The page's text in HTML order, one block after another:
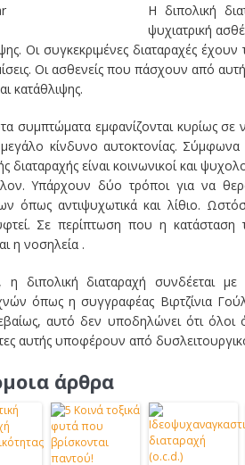
Η διπολική
ψυχιατρική
Οι συγκεκριμένες διαταραχές
Οι ασθενείς που πάσχουν από
κατάθλιψης.
συμπτώματα εμφανίζονται κυρίως σε
κίνδυνο αυτοκτονίας.
διαταραχής είναι κοινωνικοί και
Υπάρχουν δύο τρόποι για να
όπως αντιψυχωτικά και λίθιο.
Σε περίπτωση που η
η νοσηλεία .
η διπολική διαταραχή συνδέεται με
όπως η συγγραφέας Βιρτζίνια
αυτό δεν υποδηλώνει ότι όλοι
αυτής υποφέρουν από
άρθρα